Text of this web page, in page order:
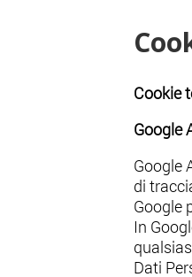
Cookie
Google
Google
di
Google
In
Dati